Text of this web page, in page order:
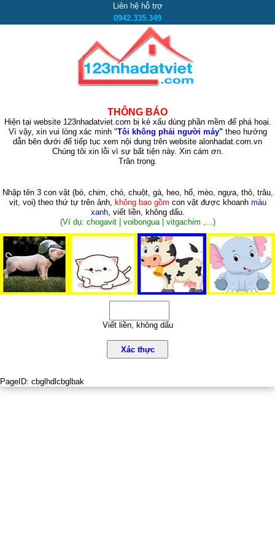
Liên hệ hỗ trợ
0942.335.349
THÔNG BÁO
Hiện tại website 123nhadatviet.com bị kẻ xấu dùng phần mềm để phá hoại.
Vì vậy, xin vui lòng xác minh "Tôi không phải người máy"theo hướng
dẫn bên dưới để tiếp tục xem nội dung trên website alonhadat.com.vn
Chúng tôi xin lỗi vì sự bất tiện này. Xin cám ơn.
Trân trọng.
Nhập tên 3 con vật (bò, chim, chó, chuột, gà, heo, hổ, mèo, ngựa, thỏ, trâu,
vịt, voi)theo thứ tự trên ảnh, không bao gồm con vật được khoanh màu
xanh, viết liền, không dấu.
(Ví dụ: chogavit | voibongua | vitgachim ,...)
Viết liền, không dấu
Xác thực
PageID: cbglhdlcbglbak